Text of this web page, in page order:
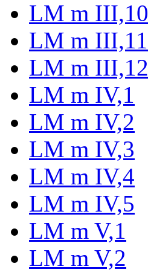
LM m III,10
LM m III,11
LM m III,12
LM m IV,1
LM m IV,2
LM m IV,3
LM m IV,4
LM m IV,5
LM m V,1
LM m V,2